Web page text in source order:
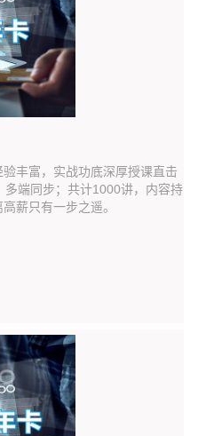
丰富，实战功底深厚授课直击
端同步；共计1000讲，内容持
薪只有一步之遥。